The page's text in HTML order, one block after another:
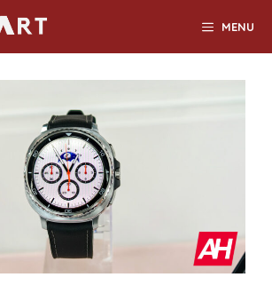
MENU